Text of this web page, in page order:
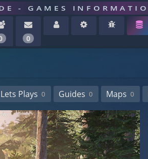
- GAMES
0
Lets Plays 0 Guides 0 Maps 0